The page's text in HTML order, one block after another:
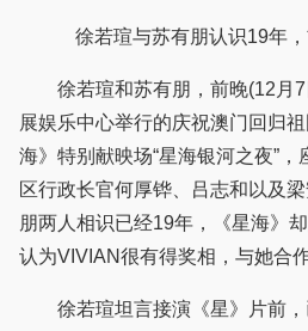
八卦
徐若瑄与苏有朋认识19年
徐若瑄和苏有朋，前晚(12月7
展娱乐中心举行的庆祝澳门回归
海》特别献映场“星海银河之夜”
区行政长官何厚铧、吕志和以及
朋两人相识已经19年，《星海》
认为VIVIAN很有得奖相，与她合
徐若瑄坦言接演《星》片前，